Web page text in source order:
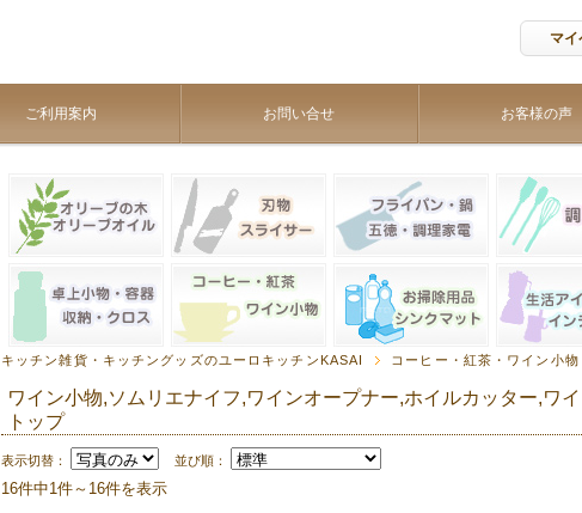
マ
ご利用案内 お問い合せ お客様の声
キッチン雑貨・キッチングッズのユーロキッチンKASAI コーヒー・紅茶・ワイン小物
ワイン小物,ソムリエナイフ,ワインオープナー,ホイルカッター,ワ
トップ
表示切替： 並び順：
16件中1件～16件を表示